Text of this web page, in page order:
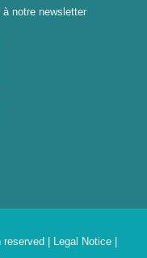
notre newsletter
reserved | Legal Notice|